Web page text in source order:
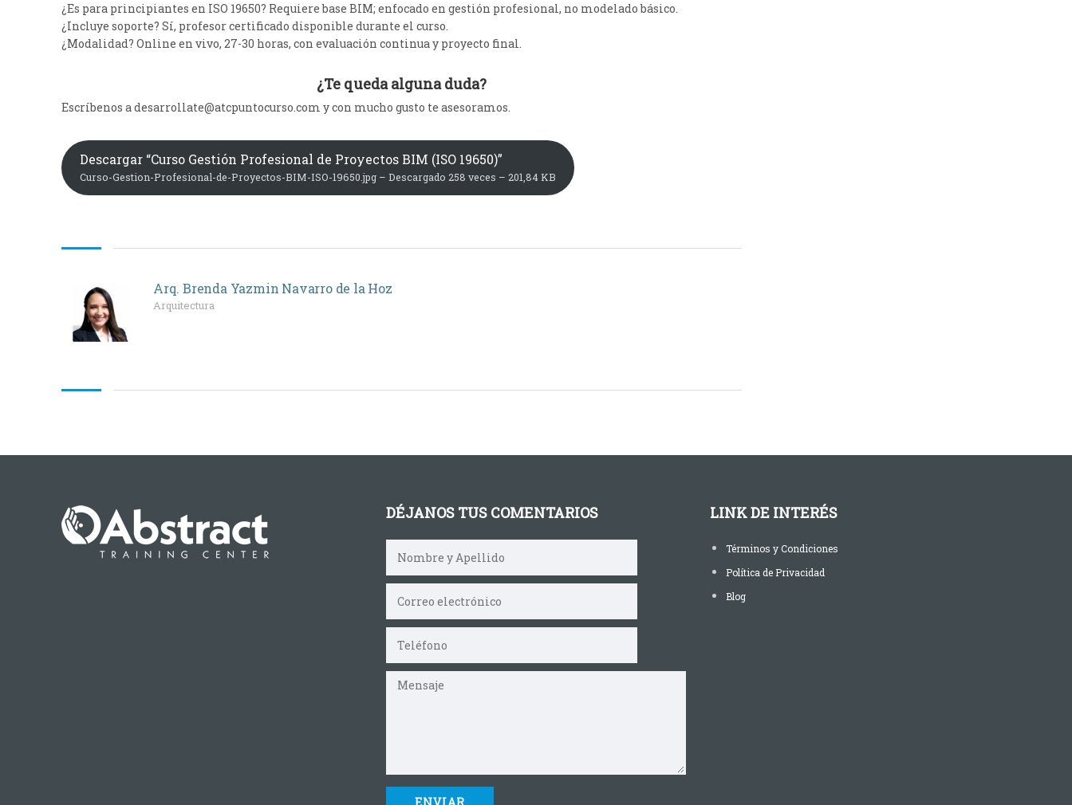
¿Es para principiantes en ISO 19650? Requiere base BIM; enfocado en gestión profesional, no modelado básico.
​¿Incluye soporte? Sí, profesor certificado disponible durante el curso.
​¿Modalidad? Online en vivo, 27-30 horas, con evaluación continua y proyecto final.
¿Te queda alguna duda?
Escríbenos a desarrollate@atcpuntocurso.com y con mucho gusto te asesoramos.
Descargar “Curso Gestión Profesional de Proyectos BIM (ISO 19650)”
Curso-Gestion-Profesional-de-Proyectos-BIM-ISO-19650.jpg – Descargado 258 veces – 201,84 KB
Arq. Brenda Yazmin Navarro de la Hoz
Arquitectura
DÉJANOS TUS COMENTARIOS LINK DE INTERÉS
Términos y Condiciones
Política de Privacidad
Blog